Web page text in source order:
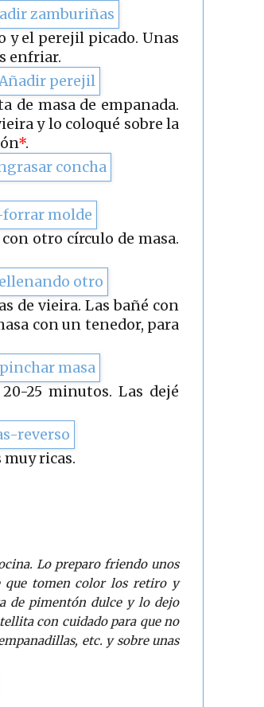
y el perejil picado. Unas
enfriar.
de masa de empanada.
y lo coloqué sobre la
*.
otro círculo de masa.
de vieira. Las bañé con
con un tenedor, para
25 minutos. Las dejé
muy ricas.
Lo preparo friendo unos
que tomen color los retiro y
de pimentón dulce y lo dejo
con cuidado para que no
etc. y sobre unas